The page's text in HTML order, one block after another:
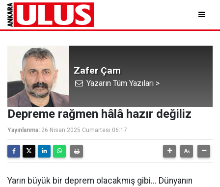
Zafer Çam
Yazarın Tüm Yazıları >
Depreme rağmen hâlâ hazır değiliz
Yayınlanma: 26 Nisan 2025 Cumartesi 06:17
Yarın büyük bir deprem olacakmış gibi... Dünyanın